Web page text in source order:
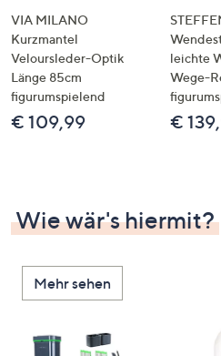
VIA MILANO
Kurzmantel
Veloursleder-Optik
Länge 85cm
figurumspielend
€ 109,99
leichte
Wege-
€
Wie wär's hiermit?
Mehr sehen